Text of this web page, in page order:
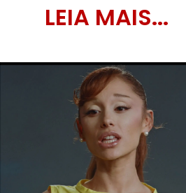
LEIA MAIS...